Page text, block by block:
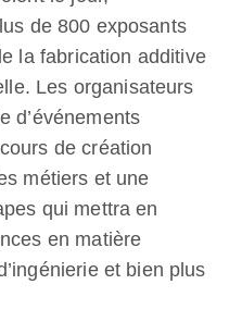
de 800 exposants
la fabrication additive
Les organisateurs
d’événements
de création
métiers et une
qui mettra en
en matière
et bien plus